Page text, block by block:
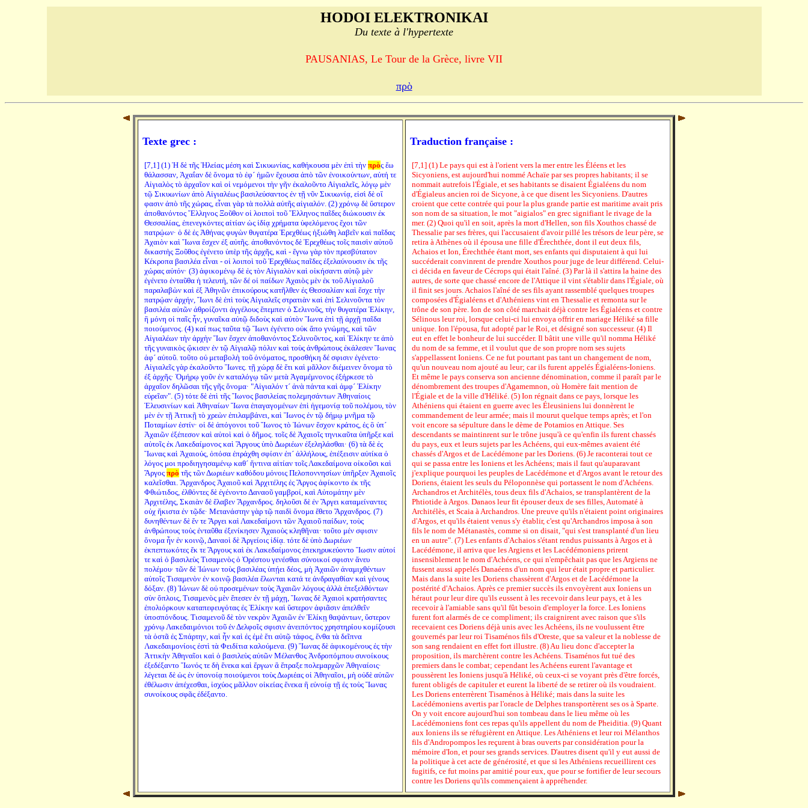
HODOI ELEKTRONIKAI
Du texte à l'hypertexte
PAUSANIAS, Le Tour de la Grèce, livre VII
πρὸ
Texte grec :
[7,1] (1) Ἡ δὲ τῆς Ἠλείας μέση καὶ Σικυωνίας, καθήκουσα μὲν ἐπὶ τὴν πρὸς ἕω
θάλασσαν, Ἀχαΐαν δὲ ὄνομα τὸ ἐφ´ ἡμῶν ἔχουσα ἀπὸ τῶν ἐνοικούντων, αὐτή τε
Αἰγιαλὸς τὸ ἀρχαῖον καὶ οἱ νεμόμενοι τὴν γῆν ἐκαλοῦντο Αἰγιαλεῖς, λόγῳ μὲν
τῷ Σικυωνίων ἀπὸ Αἰγιαλέως βασιλεύσαντος ἐν τῇ νῦν Σικυωνίᾳ, εἰσὶ δὲ οἵ
φασιν ἀπὸ τῆς χώρας, εἶναι γὰρ τὰ πολλὰ αὐτῆς αἰγιαλόν. (2) χρόνῳ δὲ ὕστερον
ἀποθανόντος Ἕλληνος Ξοῦθον οἱ λοιποὶ τοῦ Ἕλληνος παῖδες διώκουσιν ἐκ
Θεσσαλίας, ἐπενεγκόντες αἰτίαν ὡς ἰδίᾳ χρήματα ὑφελόμενος ἔχοι τῶν
πατρῴων· ὁ δὲ ἐς Ἀθήνας φυγὼν θυγατέρα Ἐρεχθέως ἠξιώθη λαβεῖν καὶ παῖδας
Ἀχαιὸν καὶ Ἴωνα ἔσχεν ἐξ αὐτῆς. ἀποθανόντος δὲ Ἐρεχθέως τοῖς παισὶν αὐτοῦ
δικαστὴς Ξοῦθος ἐγένετο ὑπὲρ τῆς ἀρχῆς, καὶ - ἔγνω γὰρ τὸν πρεσβύτατον
Κέκροπα βασιλέα εἶναι - οἱ λοιποὶ τοῦ Ἐρεχθέως παῖδες ἐξελαύνουσιν ἐκ τῆς
χώρας αὐτόν· (3) ἀφικομένῳ δὲ ἐς τὸν Αἰγιαλὸν καὶ οἰκήσαντι αὐτῷ μὲν
ἐγένετο ἐνταῦθα ἡ τελευτή, τῶν δέ οἱ παίδων Ἀχαιὸς μὲν ἐκ τοῦ Αἰγιαλοῦ
παραλαβὼν καὶ ἐξ Ἀθηνῶν ἐπικούρους κατῆλθεν ἐς Θεσσαλίαν καὶ ἔσχε τὴν
πατρῴαν ἀρχήν, Ἴωνι δὲ ἐπὶ τοὺς Αἰγιαλεῖς στρατιὰν καὶ ἐπὶ Σελινοῦντα τὸν
βασιλέα αὐτῶν ἀθροίζοντι ἀγγέλους ἔπεμπεν ὁ Σελινοῦς, τὴν θυγατέρα Ἑλίκην,
ἣ μόνη οἱ παῖς ἦν, γυναῖκα αὐτῷ διδοὺς καὶ αὐτὸν Ἴωνα ἐπὶ τῇ ἀρχῇ παῖδα
ποιούμενος. (4) καί πως ταῦτα τῷ Ἴωνι ἐγένετο οὐκ ἄπο γνώμης, καὶ τῶν
Αἰγιαλέων τὴν ἀρχὴν Ἴων ἔσχεν ἀποθανόντος Σελινοῦντος, καὶ Ἑλίκην τε ἀπὸ
τῆς γυναικὸς ᾤκισεν ἐν τῷ Αἰγιαλῷ πόλιν καὶ τοὺς ἀνθρώπους ἐκάλεσεν Ἴωνας
ἀφ´ αὑτοῦ. τοῦτο οὐ μεταβολὴ τοῦ ὀνόματος, προσθήκη δέ σφισιν ἐγένετο·
Αἰγιαλεῖς γὰρ ἐκαλοῦντο Ἴωνες. τῇ χώρᾳ δὲ ἔτι καὶ μᾶλλον διέμεινεν ὄνομα τὸ
ἐξ ἀρχῆς· Ὁμήρῳ γοῦν ἐν καταλόγῳ τῶν μετὰ Ἀγαμέμνονος ἐξήρκεσε τὸ
ἀρχαῖον δηλῶσαι τῆς γῆς ὄνομα· "Αἰγιαλόν τ´ ἀνὰ πάντα καὶ ἀμφ´ Ἑλίκην
εὐρεῖαν". (5) τότε δὲ ἐπὶ τῆς Ἴωνος βασιλείας πολεμησάντων Ἀθηναίοις
Ἐλευσινίων καὶ Ἀθηναίων Ἴωνα ἐπαγαγομένων ἐπὶ ἡγεμονίᾳ τοῦ πολέμου, τὸν
μὲν ἐν τῇ Ἀττικῇ τὸ χρεὼν ἐπιλαμβάνει, καὶ Ἴωνος ἐν τῷ δήμῳ μνῆμα τῷ
Ποταμίων ἐστίν· οἱ δὲ ἀπόγονοι τοῦ Ἴωνος τὸ Ἰώνων ἔσχον κράτος, ἐς ὃ ὑπ´
Ἀχαιῶν ἐξέπεσον καὶ αὐτοὶ καὶ ὁ δῆμος. τοῖς δὲ Ἀχαιοῖς τηνικαῦτα ὑπῆρξε καὶ
αὐτοῖς ἐκ Λακεδαίμονος καὶ Ἄργους ὑπὸ Δωριέων ἐξεληλάσθαι· (6) τὰ δὲ ἐς
Ἴωνας καὶ Ἀχαιούς, ὁπόσα ἐπράχθη σφίσιν ἐπ´ ἀλλήλους, ἐπέξεισιν αὐτίκα ὁ
λόγος μοι προδιηγησαμένῳ καθ´ ἥντινα αἰτίαν τοῖς Λακεδαίμονα οἰκοῦσι καὶ
Ἄργος πρὸ τῆς τῶν Δωριέων καθόδου μόνοις Πελοποννησίων ὑπῆρξεν Ἀχαιοῖς
καλεῖσθαι. Ἄρχανδρος Ἀχαιοῦ καὶ Ἀρχιτέλης ἐς Ἄργος ἀφίκοντο ἐκ τῆς
Φθιώτιδος, ἐλθόντες δὲ ἐγένοντο Δαναοῦ γαμβροί, καὶ Αὐτομάτην μὲν
Ἀρχιτέλης, Σκαιὰν δὲ ἔλαβεν Ἄρχανδρος. δηλοῦσι δὲ ἐν Ἄργει καταμείναντες
οὐχ ἥκιστα ἐν τῷδε· Μετανάστην γὰρ τῷ παιδὶ ὄνομα ἔθετο Ἄρχανδρος. (7)
δυνηθέντων δὲ ἔν τε Ἄργει καὶ Λακεδαίμονι τῶν Ἀχαιοῦ παίδων, τοὺς
ἀνθρώπους τοὺς ἐνταῦθα ἐξενίκησεν Ἀχαιοὺς κληθῆναι· τοῦτο μέν σφισιν
ὄνομα ἦν ἐν κοινῷ, Δαναοὶ δὲ Ἀργείοις ἰδίᾳ. τότε δὲ ὑπὸ Δωριέων
ἐκπεπτωκότες ἔκ τε Ἄργους καὶ ἐκ Λακεδαίμονος ἐπεκηρυκεύοντο Ἴωσιν αὐτοί
τε καὶ ὁ βασιλεὺς Τισαμενὸς ὁ Ὀρέστου γενέσθαι σύνοικοί σφισιν ἄνευ
πολέμου· τῶν δὲ Ἰώνων τοὺς βασιλέας ὑπῄει δέος, μὴ Ἀχαιῶν ἀναμιχθέντων
αὐτοῖς Τισαμενὸν ἐν κοινῷ βασιλέα ἕλωνται κατά τε ἀνδραγαθίαν καὶ γένους
δόξαν. (8) Ἰώνων δὲ οὐ προσεμένων τοὺς Ἀχαιῶν λόγους ἀλλὰ ἐπεξελθόντων
σὺν ὅπλοις, Τισαμενὸς μὲν ἔπεσεν ἐν τῇ μάχῃ, Ἴωνας δὲ Ἀχαιοὶ κρατήσαντες
ἐπολιόρκουν καταπεφευγότας ἐς Ἑλίκην καὶ ὕστερον ἀφιᾶσιν ἀπελθεῖν
ὑποσπόνδους. Τισαμενοῦ δὲ τὸν νεκρὸν Ἀχαιῶν ἐν Ἑλίκῃ θαψάντων, ὕστερον
χρόνῳ Λακεδαιμόνιοι τοῦ ἐν Δελφοῖς σφισιν ἀνειπόντος χρηστηρίου κομίζουσι
τὰ ὀστᾶ ἐς Σπάρτην, καὶ ἦν καὶ ἐς ἐμὲ ἔτι αὐτῷ τάφος, ἔνθα τὰ δεῖπνα
Λακεδαιμονίοις ἐστὶ τὰ Φειδίτια καλούμενα. (9) Ἴωνας δὲ ἀφικομένους ἐς τὴν
Ἀττικὴν Ἀθηναῖοι καὶ ὁ βασιλεὺς αὐτῶν Μέλανθος Ἀνδροπόμπου συνοίκους
ἐξεδέξαντο Ἴωνός τε δὴ ἕνεκα καὶ ἔργων ἃ ἔπραξε πολεμαρχῶν Ἀθηναίοις·
λέγεται δὲ ὡς ἐν ὑπονοίᾳ ποιούμενοι τοὺς Δωριέας οἱ Ἀθηναῖοι, μὴ οὐδὲ αὐτῶν
ἐθέλωσιν ἀπέχεσθαι, ἰσχύος μᾶλλον οἰκείας ἕνεκα ἢ εὐνοίᾳ τῇ ἐς τοὺς Ἴωνας
συνοίκους σφᾶς ἐδέξαντο.
Traduction française :
[7,1] (1) Le pays qui est à l'orient vers la mer entre les Éléens et les
Sicyoniens, est aujourd'hui nommé Achaïe par ses propres habitants; il se
nommait autrefois l'Égiale, et ses habitants se disaient Égialéens du nom
d'Égialeus ancien roi de Sicyone, à ce que disent les Sicyoniens. D'autres
croient que cette contrée qui pour la plus grande partie est maritime avait pris
son nom de sa situation, le mot "aigialos" en grec signifiant le rivage de la
mer. (2) Quoi qu'il en soit, après la mort d'Hellen, son fils Xouthos chassé de
Thessalie par ses frères, qui l'accusaient d'avoir pillé les trésors de leur père, se
retira à Athènes où il épousa une fille d'Érechthée, dont il eut deux fils,
Achaios et Ion, Érechthée étant mort, ses enfants qui disputaient à qui lui
succéderait convinrent de prendre Xouthos pour juge de leur différend. Celui-
ci décida en faveur de Cécrops qui était l'aîné. (3) Par là il s'attira la haine des
autres, de sorte que chassé encore de l'Attique il vint s'établir dans l'Égiale, où
il finit ses jours. Achaios l'aîné de ses fils ayant rassemblé quelques troupes
composées d'Égialéens et d'Athéniens vint en Thessalie et remonta sur le
trône de son père. Ion de son côté marchait déjà contre les Égialéens et contre
Sélinous leur roi, lorsque celui-ci lui envoya offrir en mariage Héliké sa fille
unique. Ion l'épousa, fut adopté par le Roi, et désigné son successeur. (4) Il
eut en effet le bonheur de lui succéder. Il bâtit une ville qu'il nomma Héliké
du nom de sa femme, et il voulut que de son propre nom ses sujets
s'appellassent Ioniens. Ce ne fut pourtant pas tant un changement de nom,
qu'un nouveau nom ajouté au leur; car ils furent appelés Égialéens-Ioniens.
Et même le pays conserva son ancienne dénomination, comme il paraît par le
dénombrement des troupes d'Agamemnon, où Homère fait mention de
l'Égiale et de la ville d'Héliké. (5) Ion régnait dans ce pays, lorsque les
Athéniens qui étaient en guerre avec les Éleusiniens lui donnèrent le
commandement de leur armée; mais il mourut quelque temps après; et l'on
voit encore sa sépulture dans le dème de Potamios en Attique. Ses
descendants se maintinrent sur le trône jusqu'à ce qu'enfin ils furent chassés
du pays, eux et leurs sujets par les Achéens, qui eux-mêmes avaient été
chassés d'Argos et de Lacédémone par les Doriens. (6) Je raconterai tout ce
qui se passa entre les Ioniens et les Achéens; mais il faut qu'auparavant
j'explique pourquoi les peuples de Lacédémone et d'Argos avant le retour des
Doriens, étaient les seuls du Péloponnèse qui portassent le nom d'Achéens.
Archandros et Architélès, tous deux fils d'Achaios, se transplantèrent de la
Phtiotide à Argos. Danaos leur fit épouser deux de ses filles, Automaté à
Architélès, et Scaia à Archandros. Une preuve qu'ils n'étaient point originaires
d'Argos, et qu'ils étaient venus s'y établir, c'est qu'Archandros imposa à son
fils le nom de Métanastès, comme si on disait, "qui s'est transplanté d'un lieu
en un autre". (7) Les enfants d'Achaios s'étant rendus puissants à Argos et à
Lacédémone, il arriva que les Argiens et les Lacédémoniens prirent
insensiblement le nom d'Achéens, ce qui n'empêchait pas que les Argiens ne
fussent aussi appelés Danaéens d'un nom qui leur était propre et particulier.
Mais dans la suite les Doriens chassèrent d'Argos et de Lacédémone la
postérité d'Achaios. Après ce premier succès ils envoyèrent aux Ioniens un
héraut pour leur dire qu'ils eussent à les recevoir dans leur pays, et à les
recevoir à l'amiable sans qu'il fût besoin d'employer la force. Les Ioniens
furent fort alarmés de ce compliment; ils craignirent avec raison que s'ils
recevaient ces Doriens déjà unis avec les Achéens, ils ne voulussent être
gouvernés par leur roi Tisaménos fils d'Oreste, que sa valeur et la noblesse de
son sang rendaient en effet fort illustre. (8) Au lieu donc d'accepter la
proposition, ils marchèrent contre les Achéens. Tisaménos fut tué des
premiers dans le combat; cependant les Achéens eurent l'avantage et
poussèrent les Ioniens jusqu'à Héliké, où ceux-ci se voyant près d'être forcés,
furent obligés de capituler et eurent la liberté de se retirer où ils voudraient.
Les Doriens enterrèrent Tisaménos à Héliké; mais dans la suite les
Lacédémoniens avertis par l'oracle de Delphes transportèrent ses os à Sparte.
On y voit encore aujourd'hui son tombeau dans le lieu même où les
Lacédémoniens font ces repas qu'ils appellent du nom de Pheiditia. (9) Quant
aux Ioniens ils se réfugièrent en Attique. Les Athéniens et leur roi Mélanthos
fils d'Andropompos les reçurent à bras ouverts par considération pour la
mémoire d'Ion, et pour ses grands services. D'autres disent qu'il y eut aussi de
la politique à cet acte de générosité, et que si les Athéniens recueillirent ces
fugitifs, ce fut moins par amitié pour eux, que pour se fortifier de leur secours
contre les Doriens qu'ils commençaient à appréhender.